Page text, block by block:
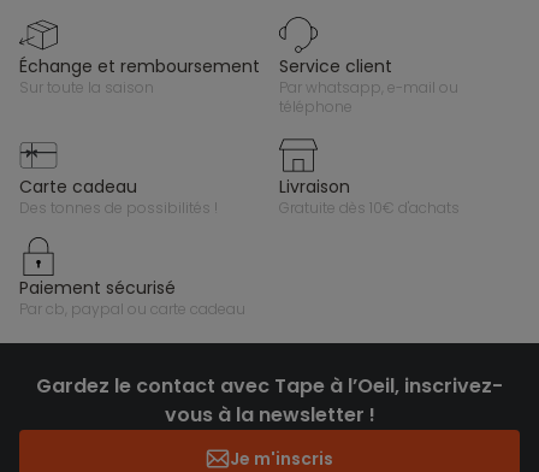
échange et remboursement
sur toute la saison
service client
par whatsapp, e-mail ou
téléphone
carte cadeau
des tonnes de possibilités !
livraison
gratuite dès 10€ d'achats
paiement sécurisé
par cb, paypal ou carte cadeau
Gardez le contact avec Tape à l’Oeil, inscrivez-
vous à la newsletter !
Je m'inscris